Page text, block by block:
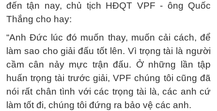
đến tận nay, chủ tịch HĐQT VPF - ông Quốc
Thắng cho hay:
“Anh Đức lúc đó muốn thay, muốn cải cách, để
làm sao cho giải đấu tốt lên. Vì trọng tài là người
cầm cân nảy mực trận đấu. Ở những lần tập
huấn trọng tài trước giải, VPF chúng tôi cũng đã
nói rất chân tình với các trọng tài là, các anh cứ
làm tốt đi, chúng tôi đứng ra bảo vệ các anh.